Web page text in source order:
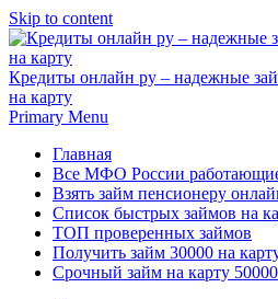
Skip to content
Кредиты онлайн ру – надежные
на карту
Primary Menu
Главная
Все МФО России
Взять займ пенсионеру
Список быстрых займов на
ТОП проверенных займов
Получить займ 30000 на
Срочный займ на карту